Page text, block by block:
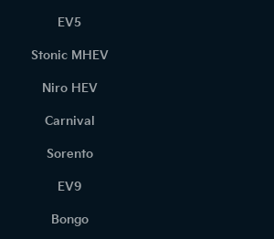
EV5
Stonic MHEV
Niro HEV
Carnival
Sorento
EV9
Bongo